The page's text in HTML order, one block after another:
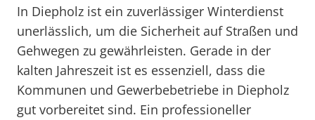
In Diepholz ist ein zuverlässiger Winterdienst
unerlässlich, um die Sicherheit auf Straßen und
Gehwegen zu gewährleisten. Gerade in der
kalten Jahreszeit ist es essenziell, dass die
Kommunen und Gewerbebetriebe in Diepholz
gut vorbereitet sind. Ein professioneller